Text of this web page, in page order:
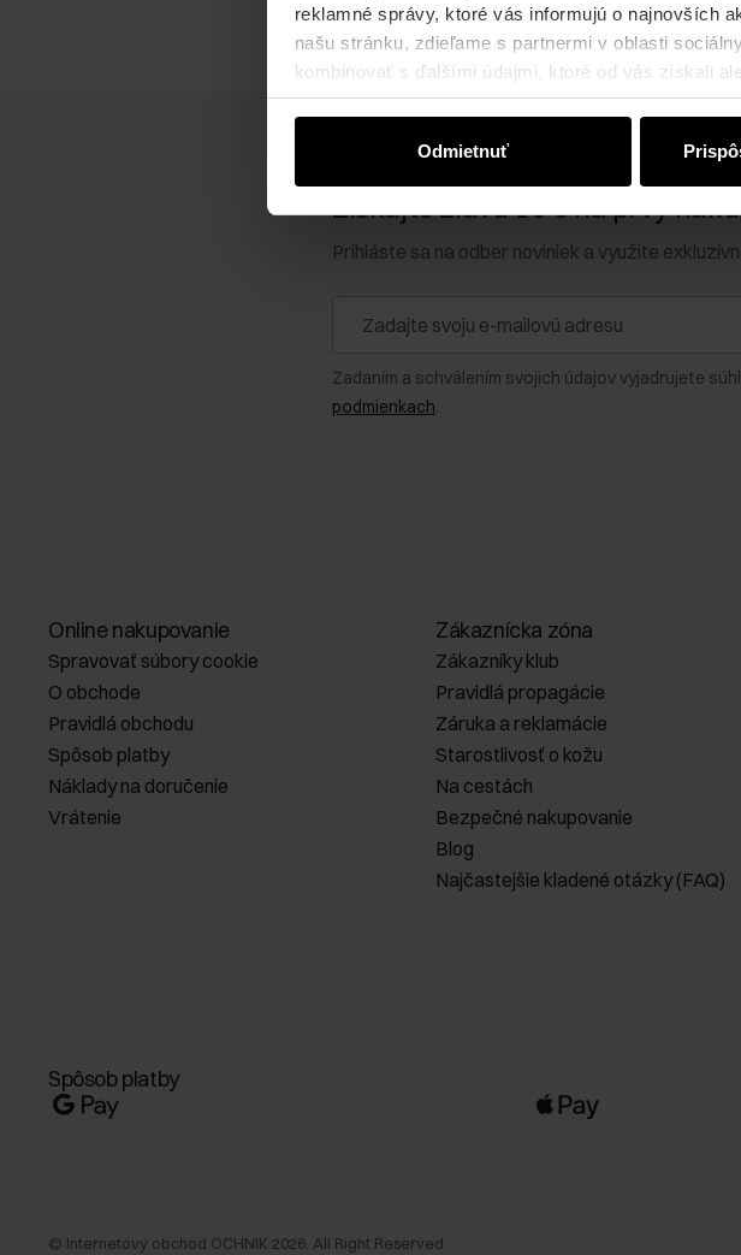
reklamné správy, ktoré vás informujú o najnovších
našu stránku, zdieľame s partnermi v oblasti
kombinovať s ďalšími údajmi, ktoré od vás získali
Odmietnuť
Získajte zľavu 10 € na prvý
Prihláste sa na odber noviniek a využite
Zadaním a schválením svojich údajov vyjadrujete
podmienkach.
Online nakupovanie
Spravovať súbory cookie
O obchode
Pravidlá obchodu
Spôsob platby
Náklady na doručenie
Vrátenie
Zákaznícka zóna
Zákazníky klub
Pravidlá propagácie
Záruka a reklamácie
Starostlivosť o kožu
Na cestách
Bezpečné nakupovanie
Blog
Najčastejšie kladené otázky (FAQ)
Spôsob platby
© Internetový obchod OCHNIK 2026 . All Right Reserved.